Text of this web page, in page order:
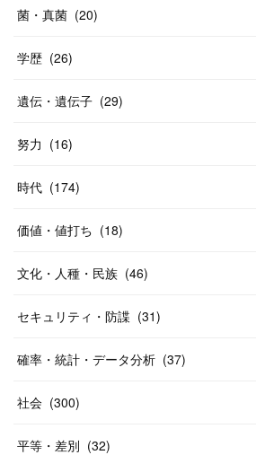
菌・真菌 (20)
学歴 (26)
遺伝・遺伝子 (29)
努力 (16)
時代 (174)
価値・値打ち (18)
文化・人種・民族 (46)
セキュリティ・防諜 (31)
確率・統計・データ分析 (37)
社会 (300)
平等・差別 (32)